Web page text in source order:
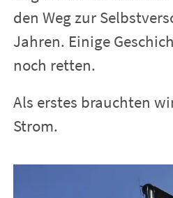
den Weg zur
Jahren. Einige
noch retten.
Als erstes brauchten
Strom.